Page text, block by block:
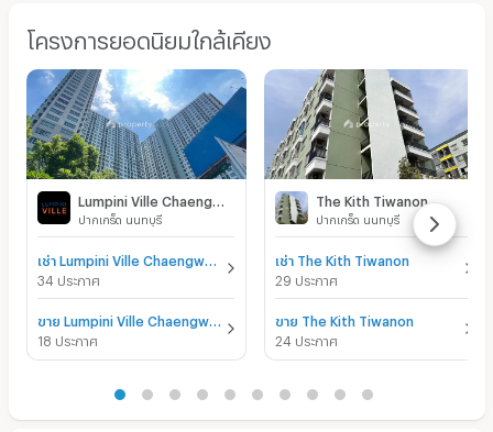
โครงการยอดนิยมใกล้เคียง
ปากเกร็ด นนทบุรี
เช่า Lumpini Ville Chaengwatthana - Pakkret
34 ประกาศ
ขาย Lumpini Ville Chaengwatthana - Pakkret
18 ประกาศ
The Kith Tiwanon
ปากเกร็ด นนทบุรี
เช่า The Kith Tiwanon
29 ประกาศ
ขาย The Kith Tiwanon
24 ประกาศ